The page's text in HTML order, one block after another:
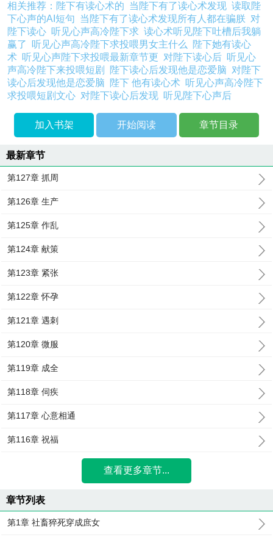
相关推荐： 陛下有读心术的 当陛下有了读心术发现读取陛
下心声的AI短句 当陛下有了读心术发现所有人都在骗朕 对
陛下读心 听见心声高冷陛下求读心术听见陛下吐槽后我躺
赢了
听见心声高冷陛下求投喂男女主什么
陛下她有读心
术 听见心声陛下求投喂最新章节更 对陛下读心后 听见心
声高冷陛下来投喂短剧
陛下读心后发现他是恋爱脑 对陛下
读心后发现他是恋爱脑
陛下 他有读心术 听见心声高冷陛下
求投喂短剧文心 对陛下读心后发现 听见陛下心声后
加入书架 开始阅读 章节目录
最新章节
第127章 抓周
第126章 生产
第125章 作乱
第124章 献策
第123章 紧张
第122章 怀孕
第121章 遇刺
第120章 微服
第119章 成全
第118章 伺疾
第117章 心意相通
第116章 祝福
查看更多章节...
章节列表
第1章 社畜猝死穿成庶女